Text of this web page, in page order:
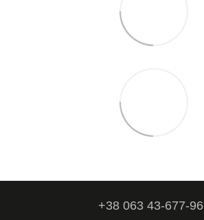
+38 063 43-677-96